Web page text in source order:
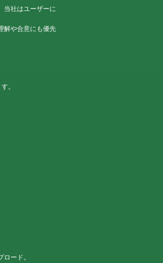
当社はユーザーに
解や合意にも優先
。
ード。